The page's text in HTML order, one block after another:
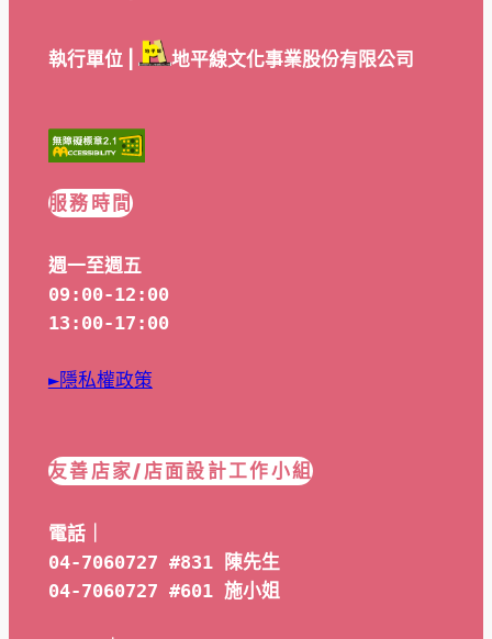
執行單位 | 地平線文化事業股份有限公司
服務時間
週一至週五
09:00-12:00
13:00-17:00
►隱私權政策
友善店家/店面設計工作小組
電話｜
04-7060727 #831 陳先生
04-7060727 #601 施小姐